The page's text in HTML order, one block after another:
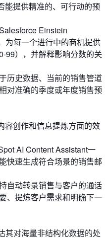
能提供精准的、可行动的预
Einstein
为每一个进行中的商机提供
99），并解释影响分数的关
历史数据、当前的销售管道
对准确的季度或年度销售预
容创作和信息提炼方面的效
AI Content Assistant一
快速生成符合场景的销售邮
自动转录销售与客户的通话
、提炼客户需求和明确下一
其对海量非结构化数据的处